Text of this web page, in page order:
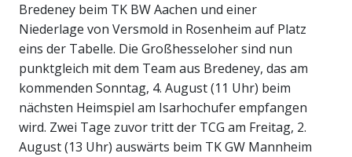
Bredeney beim TK BW Aachen und einer
Niederlage von Versmold in Rosenheim auf Platz
eins der Tabelle. Die Großhesseloher sind nun
punktgleich mit dem Team aus Bredeney, das am
kommenden Sonntag, 4. August (11 Uhr) beim
nächsten Heimspiel am Isarhochufer empfangen
wird. Zwei Tage zuvor tritt der TCG am Freitag, 2.
August (13 Uhr) auswärts beim TK GW Mannheim